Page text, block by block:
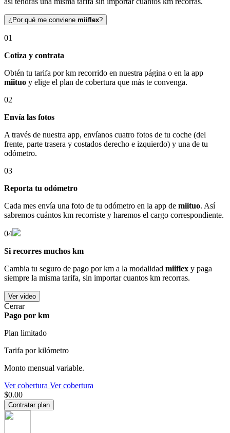
¿Por qué me conviene miiflex?
01
Cotiza y contrata
Obtén tu tarifa por km recorrido en nuestra página o en la app
miituo y elige el plan de cobertura que más te convenga.
02
Envía las fotos
A través de nuestra app, envíanos cuatro fotos de tu coche (del
frente, parte trasera y costados derecho e izquierdo) y una de tu
odómetro.
03
Reporta tu odómetro
Cada mes envía una foto de tu odómetro en la app de miituo. Así
sabremos cuántos km recorriste y haremos el cargo correspondiente.
04
Si recorres muchos km
Cambia tu seguro de pago por km a la modalidad miiflex y paga
siempre la misma tarifa, sin importar cuantos km recorras.
Ver video
Cerrar
Pago por km
Plan limitado
Tarifa por kilómetro
Monto mensual variable.
Ver cobertura Ver cobertura
$0.00
Contratar plan